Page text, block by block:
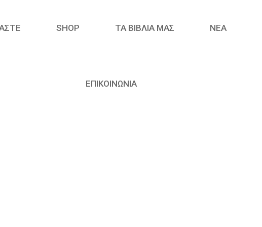
SHOP ΤΑ ΒΙΒΛΙΑ ΜΑΣ ΝΈΑ
ΕΠΙΚΟΙΝΩΝΙΑ